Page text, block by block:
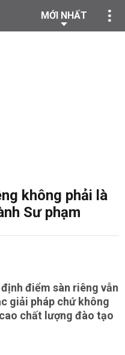
MỚI NHẤT
không phải là
Sư phạm
điểm sàn riêng vẫn
giải pháp chứ không
chất lượng đào tạo